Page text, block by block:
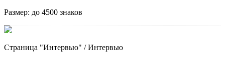
Размер: до 4500 знаков
Страница "Интервью" / Интервью